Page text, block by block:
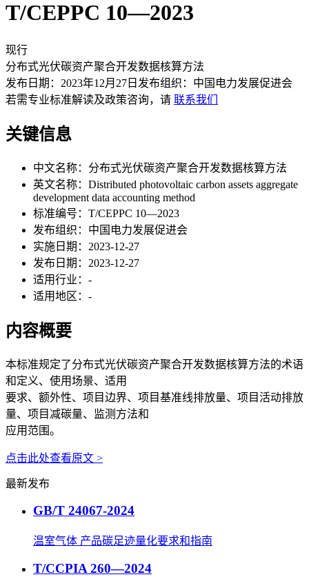
T/CEPPC 10—2023
现行
分布式光伏碳资产聚合开发数据核算方法
发布日期： 2023年12月27日 发布组织： 中国电力发展促进会
若需专业标准解读及政策咨询，请 联系我们
关键信息
中文名称： 分布式光伏碳资产聚合开发数据核算方法
英文名称： Distributed photovoltaic carbon assets aggregate
development data accounting method
标准编号： T/CEPPC 10—2023
发布组织： 中国电力发展促进会
实施日期： 2023-12-27
发布日期： 2023-12-27
适用行业： -
适用地区： -
内容概要
本标准规定了分布式光伏碳资产聚合开发数据核算方法的术语
和定义、使用场景、适用
要求、额外性、项目边界、项目基准线排放量、项目活动排放
量、项目减碳量、监测方法和
应用范围。
点击此处查看原文 >
最新发布
GB/T 24067-2024
温室气体 产品碳足迹量化要求和指南
T/CCPIA 260—2024